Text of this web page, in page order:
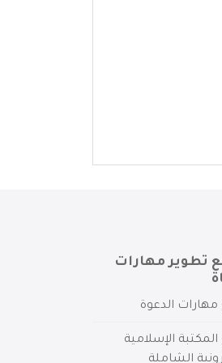
تطوير مهارات
الدعوة
الإسلامية
الشاملة